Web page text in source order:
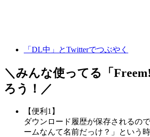
「DL中」とTwitterでつぶやく
＼みんな使ってる「
ろう！／
【便利1】
ダウンロード履歴が保存されるの
ームなんて名前だっけ？」という時